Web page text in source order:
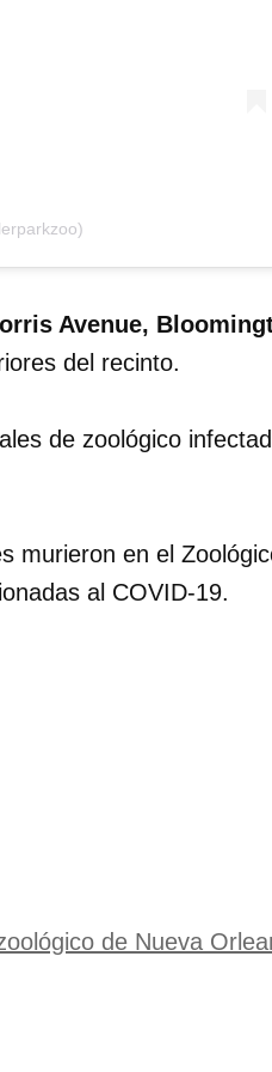
Avenue,
del recinto.
de zoológico
murieron en el
al COVID-19.
de Nueva